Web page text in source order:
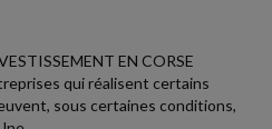
EN CORSE
qui réalisent certains
sous certaines conditions,